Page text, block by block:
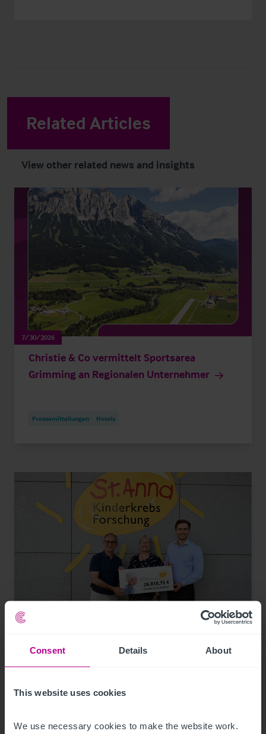
Consent Details About
This website uses cookies
We use necessary cookies to make the website work.
Related Articles
View other related news and insights
7/30/2026
Christie & Co vermittelt Sportsarea
Grimming an Regionalen Unternehmer
Pressemitteilungen Hotels
7/29/2026